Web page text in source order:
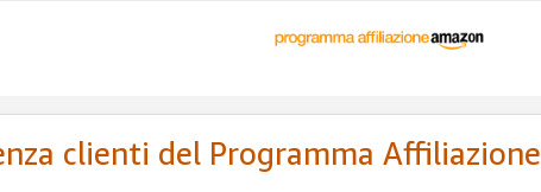
clienti del Programma Affiliazione